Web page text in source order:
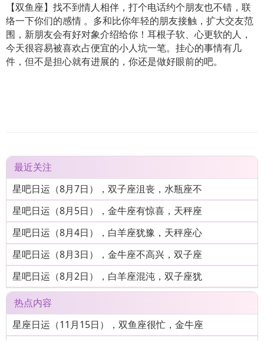
【双鱼座】找不到情人相伴，打个电话约个朋友也不错，联
络一下你们的感情 。多和比你年轻的朋友接触，扩大交友范
围，新朋友会有好对象介绍给你！耳根子软、心更软的人，
今天很容易被喜欢占便宜的小人坑一笔。挂心的事情有几
件，但不是担心就有进展的，你还是做好眼前的吧。
最近关注
星吧日运（8月7日），双子座沮丧，水瓶座不
星吧日运（8月5日），金牛座有惊喜，天秤座
星吧日运（8月4日），白羊座犹豫，天秤座心
星吧日运（8月3日），金牛座不高兴，双子座
星吧日运（8月2日），白羊座混沌，双子座犹
热点内容
星座日运（11月15日），双鱼座很忙，金牛座